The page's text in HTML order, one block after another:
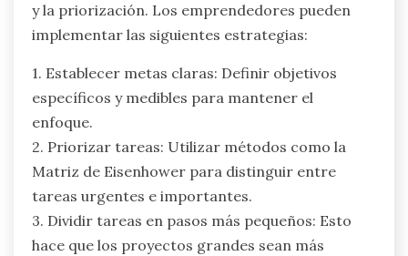
y la priorización. Los emprendedores pueden
implementar las siguientes estrategias:
1. Establecer metas claras: Definir objetivos
específicos y medibles para mantener el
enfoque.
2. Priorizar tareas: Utilizar métodos como la
Matriz de Eisenhower para distinguir entre
tareas urgentes e importantes.
3. Dividir tareas en pasos más pequeños: Esto
hace que los proyectos grandes sean más